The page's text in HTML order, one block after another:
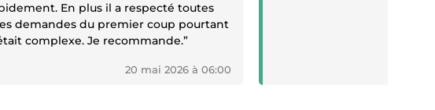
En plus il a respecté toutes
demandes du premier coup pourtant
complexe. Je recommande.”
20 mai 2026 à 06:00